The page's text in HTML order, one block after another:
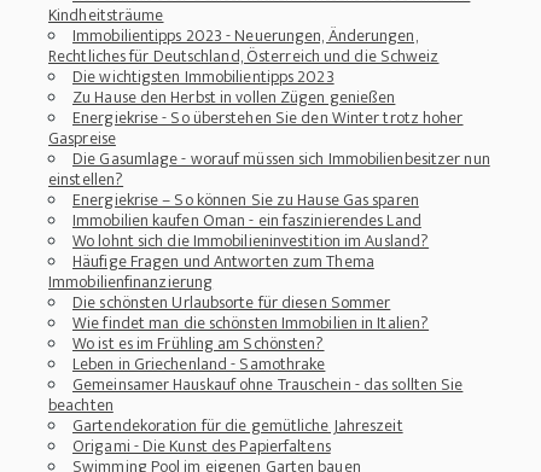
Kindheitsträume
Immobilientipps 2023 - Neuerungen, Änderungen,
Rechtliches für Deutschland, Österreich und die Schweiz
Die wichtigsten Immobilientipps 2023
Zu Hause den Herbst in vollen Zügen genießen
Energiekrise - So überstehen Sie den Winter trotz hoher
Gaspreise
Die Gasumlage - worauf müssen sich Immobilienbesitzer nun
einstellen?
Energiekrise – So können Sie zu Hause Gas sparen
Immobilien kaufen Oman - ein faszinierendes Land
Wo lohnt sich die Immobilieninvestition im Ausland?
Häufige Fragen und Antworten zum Thema
Immobilienfinanzierung
Die schönsten Urlaubsorte für diesen Sommer
Wie findet man die schönsten Immobilien in Italien?
Wo ist es im Frühling am Schönsten?
Leben in Griechenland - Samothrake
Gemeinsamer Hauskauf ohne Trauschein - das sollten Sie
beachten
Gartendekoration für die gemütliche Jahreszeit
Origami - Die Kunst des Papierfaltens